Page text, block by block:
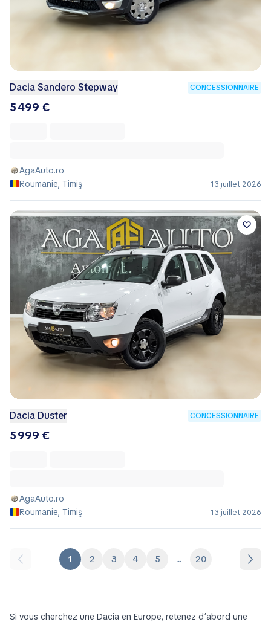
Dacia Sandero Stepway CONCESSIONNAIRE
5 499 €
AgaAuto.ro
Roumanie, Timiş
13 juillet 2026
Dacia Duster CONCESSIONNAIRE
5 999 €
AgaAuto.ro
Roumanie, Timiş
13 juillet 2026
1 2 3 4 5 ... 20
Si vous cherchez une Dacia en Europe, retenez d’abord une